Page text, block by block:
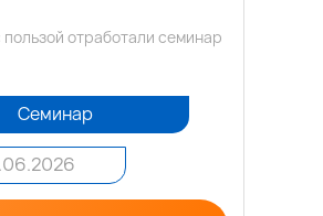
пользой отработали семинар
Семинар